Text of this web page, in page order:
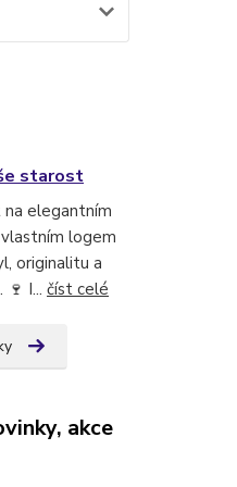
starost
elegantním
logem
originalitu a
I... číst celé
akce